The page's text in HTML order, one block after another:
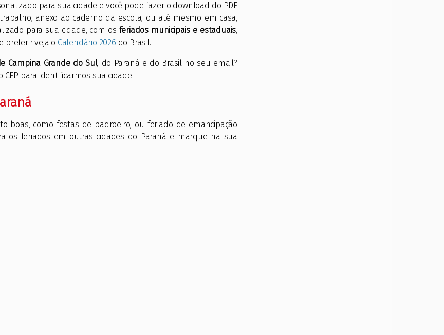
para sua cidade e você pode fazer o download do PDF
anexo ao caderno da escola, ou até mesmo em casa,
para sua cidade, com os feriados municipais e estaduais,
preferir veja o Calendário 2026 do Brasil.
Campina Grande do Sul, do Paraná e do Brasil no seu email?
para identificarmos sua cidade!
boas, como festas de padroeiro, ou feriado de emancipação
os feriados em outras cidades do Paraná e marque na sua